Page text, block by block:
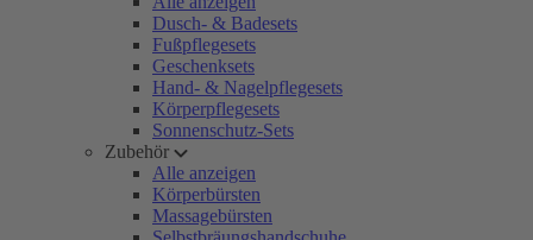
Dusch- & Badesets
Fußpflegesets
Geschenksets
Hand- & Nagelpflegesets
Körperpflegesets
Sonnenschutz-Sets
Zubehör
Alle anzeigen
Körperbürsten
Massagebürsten